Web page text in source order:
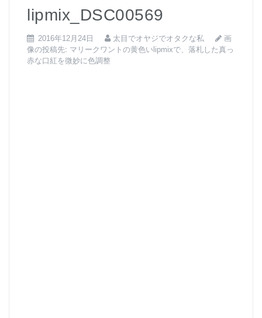
っ赤な口紅を微妙に色調整
lipmix_DSC00569
2016年12月24日 太目でオヤジでオタクな私
画
像の投稿先: マリークワントの黄色いlipmixで、落札した真っ
赤な口紅を微妙に色調整